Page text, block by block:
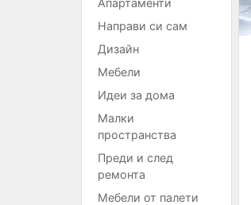
Апартаменти
Направи си сам
Дизайн
Мебели
Идеи за дома
Малки
пространства
Преди и след
ремонта
Мебели от палети